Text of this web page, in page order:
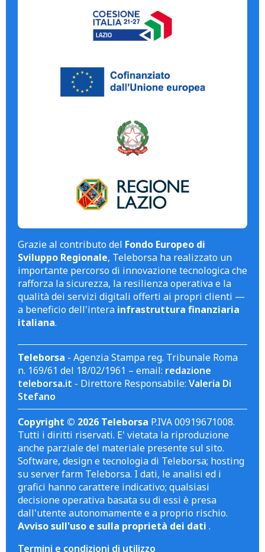
Grazie al contributo del Fondo Europeo di
Sviluppo Regionale, Teleborsa ha realizzato un
importante percorso di innovazione tecnologica che
rafforza la sicurezza, la resilienza operativa e la
qualità dei servizi digitali offerti ai propri clienti —
a beneficio dell'intera infrastruttura finanziaria
italiana.
Teleborsa - Agenzia Stampa reg. Tribunale Roma
n. 169/61 del 18/02/1961 – email: redazione
teleborsa.it - Direttore Responsabile: Valeria Di
Stefano
Copyright © 2026 Teleborsa P.IVA 00919671008.
Tutti i diritti riservati. E' vietata la riproduzione
anche parziale del materiale presente sul sito.
Software, design e tecnologia di Teleborsa; hosting
su server farm Teleborsa. I dati, le analisi ed i
grafici hanno carattere indicativo; qualsiasi
decisione operativa basata su di essi è presa
dall'utente autonomamente e a proprio rischio.
Avviso sull'uso e sulla proprietà dei dati .
Termini e condizioni di utilizzo